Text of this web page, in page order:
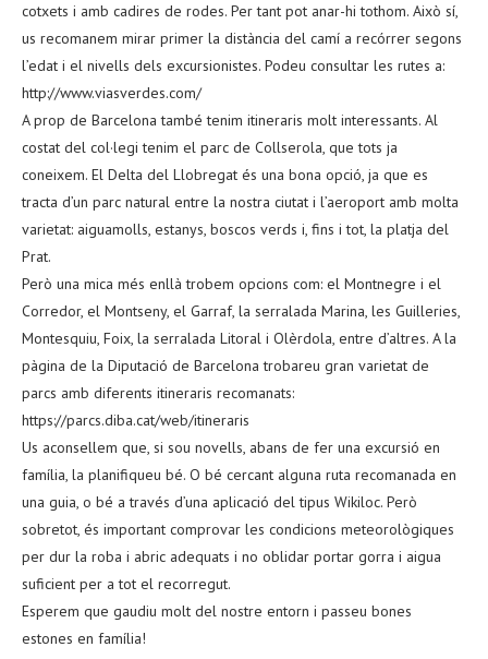
cotxets i amb cadires de rodes. Per tant pot anar-hi tothom. Això sí,
us recomanem mirar primer la distància del camí a recórrer segons
l’edat i el nivells dels excursionistes. Podeu consultar les rutes a:
http://www.viasverdes.com/
A prop de Barcelona també tenim itineraris molt interessants. Al
costat del col·legi tenim el parc de Collserola, que tots ja
coneixem. El Delta del Llobregat és una bona opció, ja que es
tracta d’un parc natural entre la nostra ciutat i l’aeroport amb molta
varietat: aiguamolls, estanys, boscos verds i, fins i tot, la platja del
Prat.
Però una mica més enllà trobem opcions com: el Montnegre i el
Corredor, el Montseny, el Garraf, la serralada Marina, les Guilleries,
Montesquiu, Foix, la serralada Litoral i Olèrdola, entre d’altres. A la
pàgina de la Diputació de Barcelona trobareu gran varietat de
parcs amb diferents itineraris recomanats:
https://parcs.diba.cat/web/itineraris
Us aconsellem que, si sou novells, abans de fer una excursió en
família, la planifiqueu bé. O bé cercant alguna ruta recomanada en
una guia, o bé a través d’una aplicació del tipus Wikiloc. Però
sobretot, és important comprovar les condicions meteorològiques
per dur la roba i abric adequats i no oblidar portar gorra i aigua
suficient per a tot el recorregut.
Esperem que gaudiu molt del nostre entorn i passeu bones
estones en família!